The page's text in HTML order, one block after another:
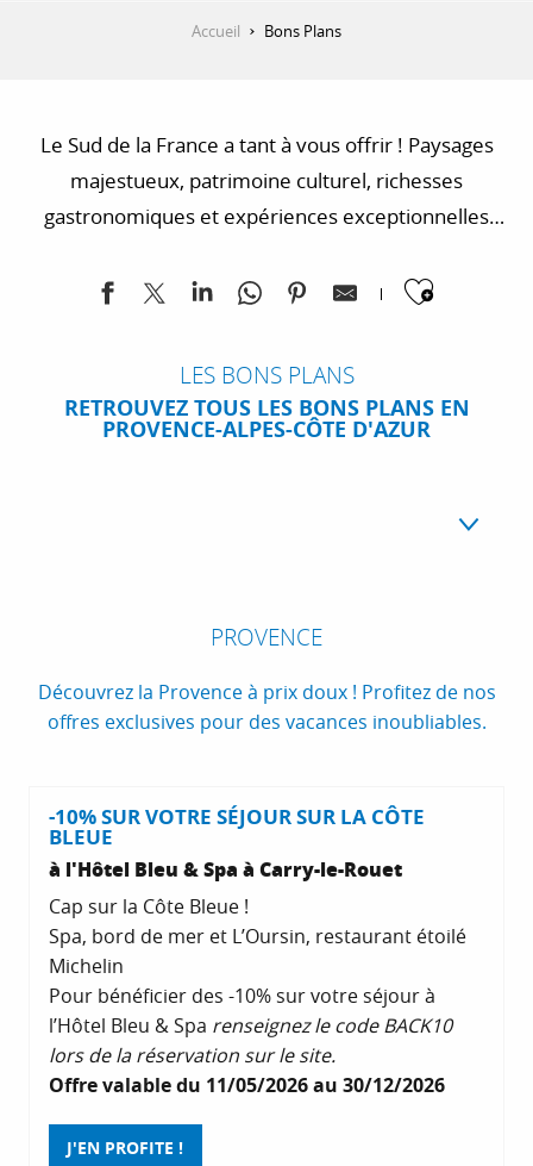
Accueil Bons Plans
Le Sud de la France a tant à vous offrir ! Paysages
majestueux, patrimoine culturel, richesses
gastronomiques et expériences exceptionnelles
escapade ou une activité inoubliable pour ce
LES BONS PLANS
RETROUVEZ TOUS LES BONS PLANS EN
PROVENCE-ALPES-CÔTE D'AZUR
2 Côte d'Azur
PROVENCE
Découvrez la Provence à prix doux ! Profitez de nos
offres exclusives pour des vacances inoubliables.
-10% SUR VOTRE SÉJOUR SUR LA CÔTE
BLEUE
à l'Hôtel Bleu & Spa à Carry-le-Rouet
Cap sur la Côte Bleue !
Spa, bord de mer et L’Oursin, restaurant étoilé
Michelin
Pour bénéficier des -10% sur votre séjour à
l’Hôtel Bleu & Spa renseignez le code BACK10
lors de la réservation sur le site.
Offre valable du 11/05/2026 au 30/12/2026
J'EN PROFITE !